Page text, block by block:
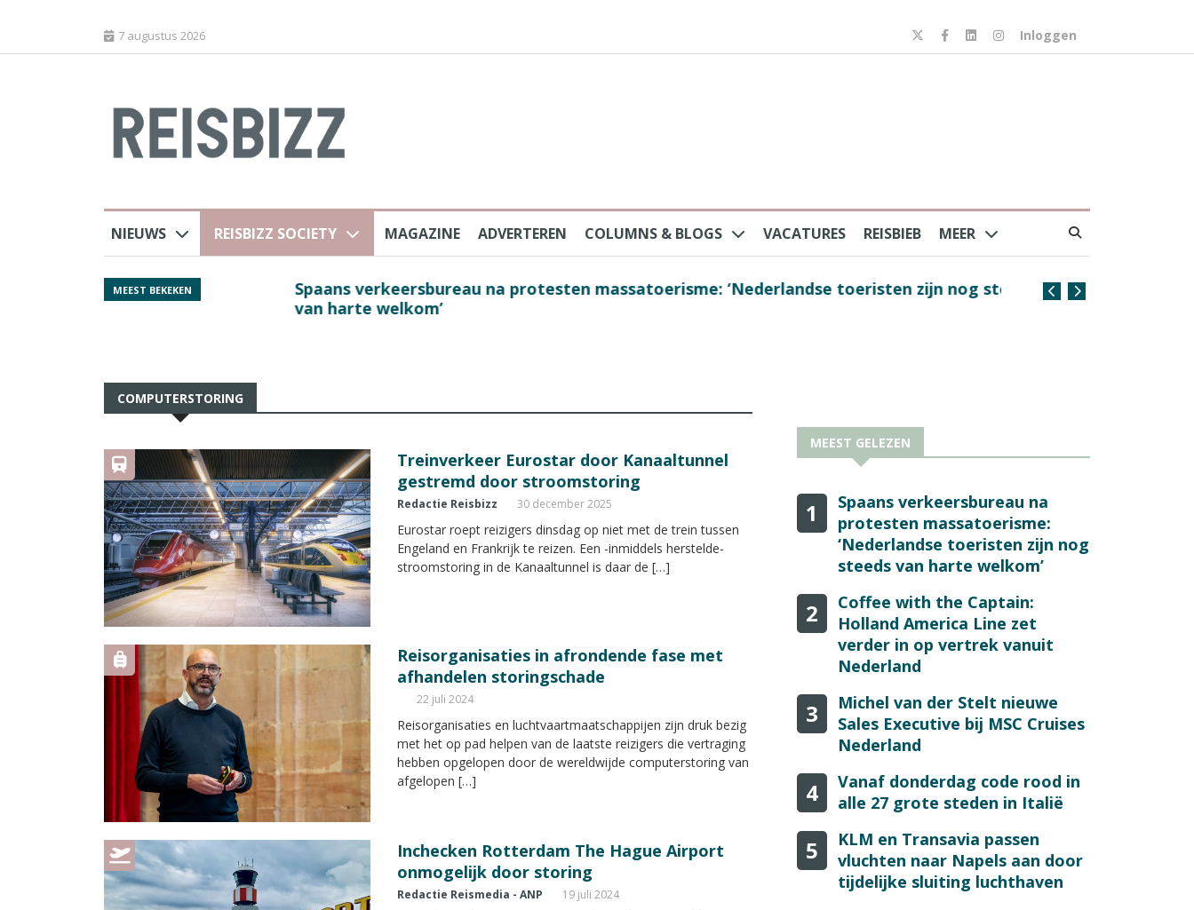
7 augustus 2026 Inloggen
NIEUWS REISBIZZ SOCIETY MAGAZINE ADVERTEREN COLUMNS & BLOGS VACATURES REISBIEB MEER
MEEST BEKEKEN
Spaans verkeersbureau na protesten massatoerisme: ‘Nederlandse toeristen zijn nog steeds
van harte welkom’
Coffee with the
COMPUTERSTORING
Treinverkeer Eurostar door Kanaaltunnel
gestremd door stroomstoring
Redactie Reisbizz 30 december 2025
Eurostar roept reizigers dinsdag op niet met de trein tussen
Engeland en Frankrijk te reizen. Een -inmiddels herstelde-
stroomstoring in de Kanaaltunnel is daar de […]
Reisorganisaties in afrondende fase met
afhandelen storingschade
22 juli 2024
Reisorganisaties en luchtvaartmaatschappijen zijn druk bezig
met het op pad helpen van de laatste reizigers die vertraging
hebben opgelopen door de wereldwijde computerstoring van
afgelopen […]
Inchecken Rotterdam The Hague Airport
onmogelijk door storing
Redactie Reismedia - ANP 19 juli 2024
MEEST GELEZEN
1
Spaans verkeersbureau na
protesten massatoerisme:
‘Nederlandse toeristen zijn nog
steeds van harte welkom’
2
Coffee with the Captain:
Holland America Line zet
verder in op vertrek vanuit
Nederland
3
Michel van der Stelt nieuwe
Sales Executive bij MSC Cruises
Nederland
4
Vanaf donderdag code rood in
alle 27 grote steden in Italië
5
KLM en Transavia passen
vluchten naar Napels aan door
tijdelijke sluiting luchthaven